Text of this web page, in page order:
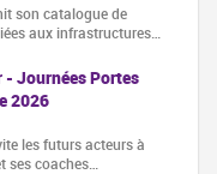
son catalogue de
aux infrastructures…
2026
les futurs acteurs à
coaches…